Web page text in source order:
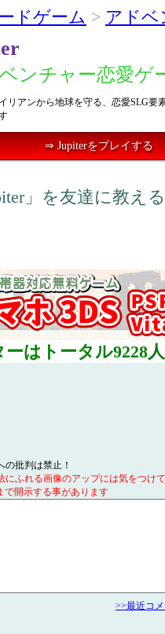
ドゲーム > アドベ
ンチャー恋愛ゲ
リアンから地球を守る、恋愛SLG要
⇒ Jupiterをプレイする
」を友達に教え
はトータル9228
批判は禁止！
ふれる画像のアップには気をつけ
で開示する事があります
>>最近コ